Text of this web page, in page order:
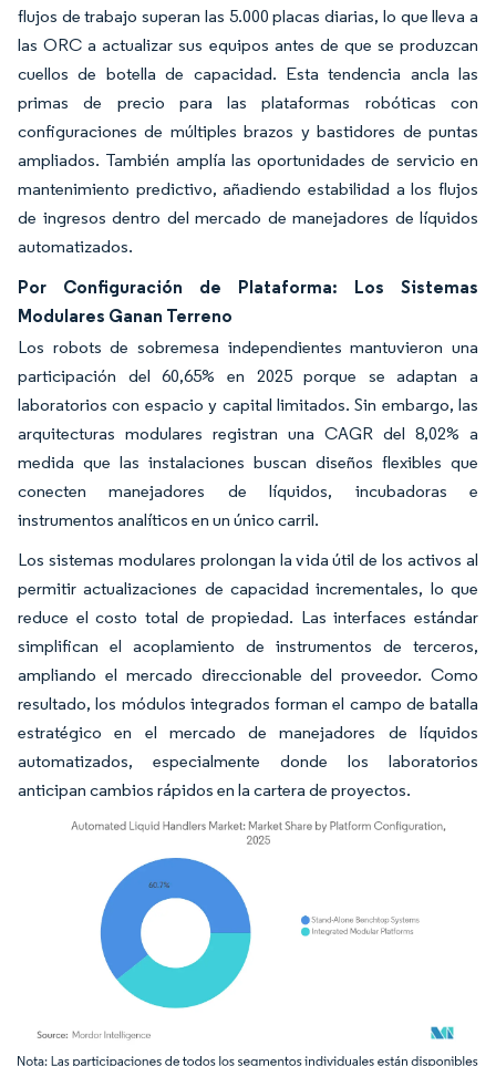
flujos de trabajo superan las 5.000 placas diarias, lo que lleva a
las ORC a actualizar sus equipos antes de que se produzcan
cuellos de botella de capacidad. Esta tendencia ancla las
primas de precio para las plataformas robóticas con
configuraciones de múltiples brazos y bastidores de puntas
ampliados. También amplía las oportunidades de servicio en
mantenimiento predictivo, añadiendo estabilidad a los flujos
de ingresos dentro del mercado de manejadores de líquidos
automatizados.
Por Configuración de Plataforma: Los Sistemas
Modulares Ganan Terreno
Los robots de sobremesa independientes mantuvieron una
participación del 60,65% en 2025 porque se adaptan a
laboratorios con espacio y capital limitados. Sin embargo, las
arquitecturas modulares registran una CAGR del 8,02% a
medida que las instalaciones buscan diseños flexibles que
conecten manejadores de líquidos, incubadoras e
instrumentos analíticos en un único carril.
Los sistemas modulares prolongan la vida útil de los activos al
permitir actualizaciones de capacidad incrementales, lo que
reduce el costo total de propiedad. Las interfaces estándar
simplifican el acoplamiento de instrumentos de terceros,
ampliando el mercado direccionable del proveedor. Como
resultado, los módulos integrados forman el campo de batalla
estratégico en el mercado de manejadores de líquidos
automatizados, especialmente donde los laboratorios
anticipan cambios rápidos en la cartera de proyectos.